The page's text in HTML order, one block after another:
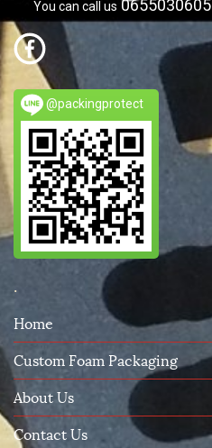
You can call us 0655030605
@packingprotect
.
Home
Custom Foam Packaging
About Us
Contact Us